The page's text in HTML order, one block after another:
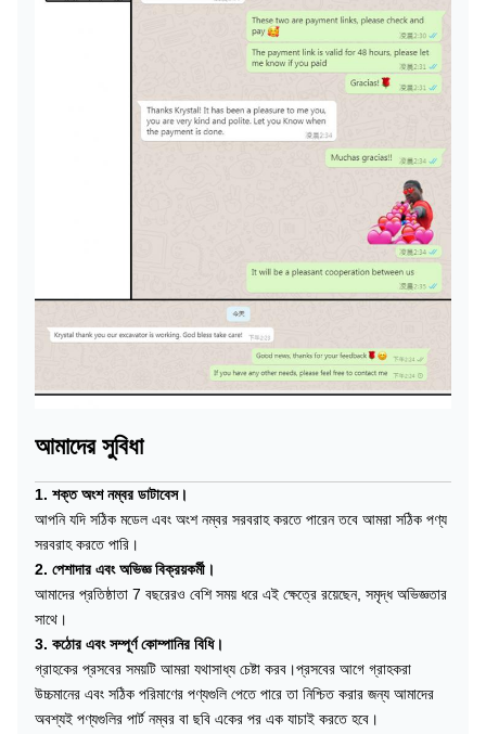
আমাদের সুবিধা
1. শক্ত অংশ নম্বর ডাটাবেস।
আপনি যদি সঠিক মডেল এবং অংশ নম্বর সরবরাহ করতে পারেন তবে আমরা সঠিক পণ্য
সরবরাহ করতে পারি।
2. পেশাদার এবং অভিজ্ঞ বিক্রয়কর্মী।
আমাদের প্রতিষ্ঠাতা 7 বছরেরও বেশি সময় ধরে এই ক্ষেত্রে রয়েছেন, সমৃদ্ধ অভিজ্ঞতার
সাথে।
3. কঠোর এবং সম্পূর্ণ কোম্পানির বিধি।
গ্রাহকের প্রসবের সময়টি আমরা যথাসাধ্য চেষ্টা করব।প্রসবের আগে গ্রাহকরা
উচ্চমানের এবং সঠিক পরিমাণের পণ্যগুলি পেতে পারে তা নিশ্চিত করার জন্য আমাদের
অবশ্যই পণ্যগুলির পার্ট নম্বর বা ছবি একের পর এক যাচাই করতে হবে।